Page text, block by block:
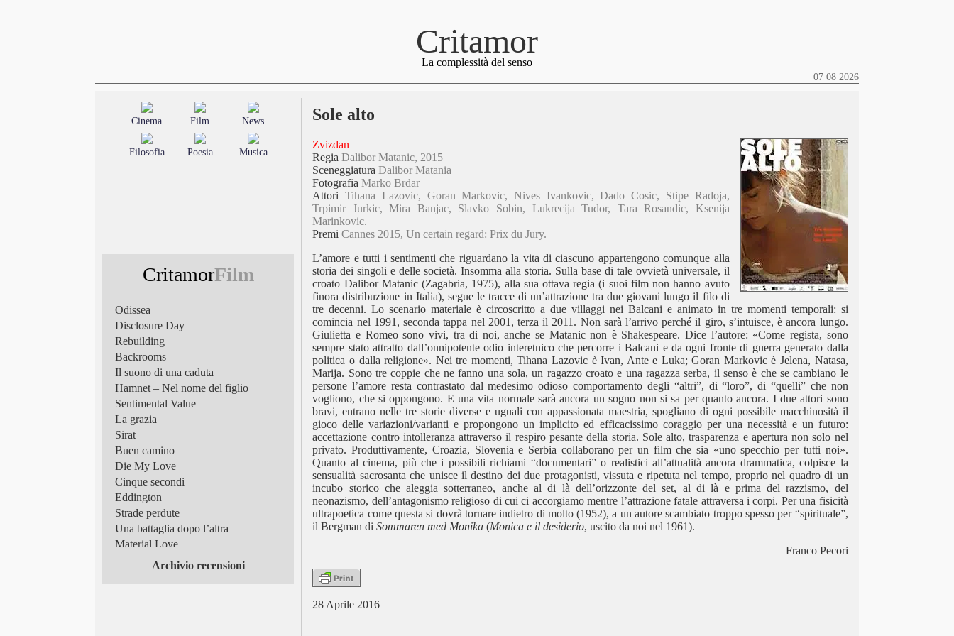
Critamor
La complessità del senso
07 08 2026
Cinema Film News
Filosofia Poesia Musica
CritamorFilm
Odissea
Disclosure Day
Rebuilding
Backrooms
Il suono di una caduta
Hamnet – Nel nome del figlio
Sentimental Value
La grazia
Sirāt
Buen camino
Die My Love
Cinque secondi
Eddington
Strade perdute
Una battaglia dopo l’altra
Material Love
Frammenti di luce
Archivio recensioni
Sole alto
Zvizdan
RegiaDalibor Matanic, 2015
SceneggiaturaDalibor Matania
FotografiaMarko Brdar
AttoriTihana Lazovic, Goran Markovic, Nives Ivankovic, Dado Cosic, Stipe Radoja,
Trpimir Jurkic, Mira Banjac, Slavko Sobin, Lukrecija Tudor, Tara Rosandic, Ksenija
Marinkovic.
PremiCannes 2015, Un certain regard: Prix du Jury.
L’amore e tutti i sentimenti che riguardano la vita di ciascuno appartengono comunque alla
storia dei singoli e delle società. Insomma alla storia. Sulla base di tale ovvietà universale, il
croato Dalibor Matanic (Zagabria, 1975), alla sua ottava regia (i suoi film non hanno avuto
finora distribuzione in Italia), segue le tracce di un’attrazione tra due giovani lungo il filo di
tre decenni. Lo scenario materiale è circoscritto a due villaggi nei Balcani e animato in tre momenti temporali: si
comincia nel 1991, seconda tappa nel 2001, terza il 2011. Non sarà l’arrivo perché il giro, s’intuisce, è ancora lungo.
Giulietta e Romeo sono vivi, tra di noi, anche se Matanic non è Shakespeare. Dice l’autore: «Come regista, sono
sempre stato attratto dall’onnipotente odio interetnico che percorre i Balcani e da ogni fronte di guerra generato dalla
politica o dalla religione». Nei tre momenti, Tihana Lazovic è Ivan, Ante e Luka; Goran Markovic è Jelena, Natasa,
Marija. Sono tre coppie che ne fanno una sola, un ragazzo croato e una ragazza serba, il senso è che se cambiano le
persone l’amore resta contrastato dal medesimo odioso comportamento degli “altri”, di “loro”, di “quelli” che non
vogliono, che si oppongono. E una vita normale sarà ancora un sogno non si sa per quanto ancora. I due attori sono
bravi, entrano nelle tre storie diverse e uguali con appassionata maestria, spogliano di ogni possibile macchinosità il
gioco delle variazioni/varianti e propongono un implicito ed efficacissimo coraggio per una necessità e un futuro:
accettazione contro intolleranza attraverso il respiro pesante della storia. Sole alto, trasparenza e apertura non solo nel
privato. Produttivamente, Croazia, Slovenia e Serbia collaborano per un film che sia «uno specchio per tutti noi».
Quanto al cinema, più che i possibili richiami “documentari” o realistici all’attualità ancora drammatica, colpisce la
sensualità sacrosanta che unisce il destino dei due protagonisti, vissuta e ripetuta nel tempo, proprio nel quadro di un
incubo storico che aleggia sotterraneo, anche al di là dell’orizzonte del set, al di là e prima del razzismo, del
neonazismo, dell’antagonismo religioso di cui ci accorgiamo mentre l’attrazione fatale attraversa i corpi. Per una fisicità
ultrapoetica come questa si dovrà tornare indietro di molto (1952), a un autore scambiato troppo spesso per “spirituale”,
il Bergman diSommaren med Monika (Monica e il desiderio, uscito da noi nel 1961).
Franco Pecori
28 Aprile 2016